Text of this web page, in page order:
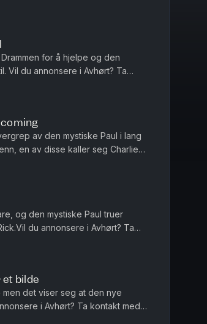
Ta kontakt med v...
for å hjelpe og den
Vil du annonsere i Avhørt? Ta
Media AS har reda...
av den mystiske Paul i lang
en av disse kaller seg Charlie
og den mystiske Paul truer
du annonsere i Avhørt? Ta
Media AS har re...
bilde
det viser seg at den nye
i Avhørt? Ta kontakt med
redaktøransvar...